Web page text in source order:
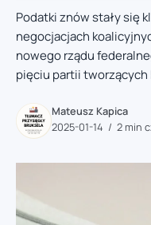
Podatki znów stały się
negocjacjach
nowego rządu
pięciu partii tworzących
Mateusz Kapica
2025-01-14
2 min